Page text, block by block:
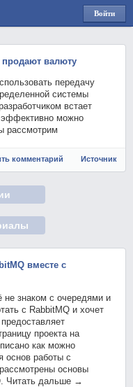
Войти
через
валюту
передачу
системы
встает
эффективно можно
рассмотрим
комментарий Источник
вместе с
не знаком с очередями и
с RabbitMQ и хочет
проекта на
как можно
основ работы с
основы
Читать дальше →